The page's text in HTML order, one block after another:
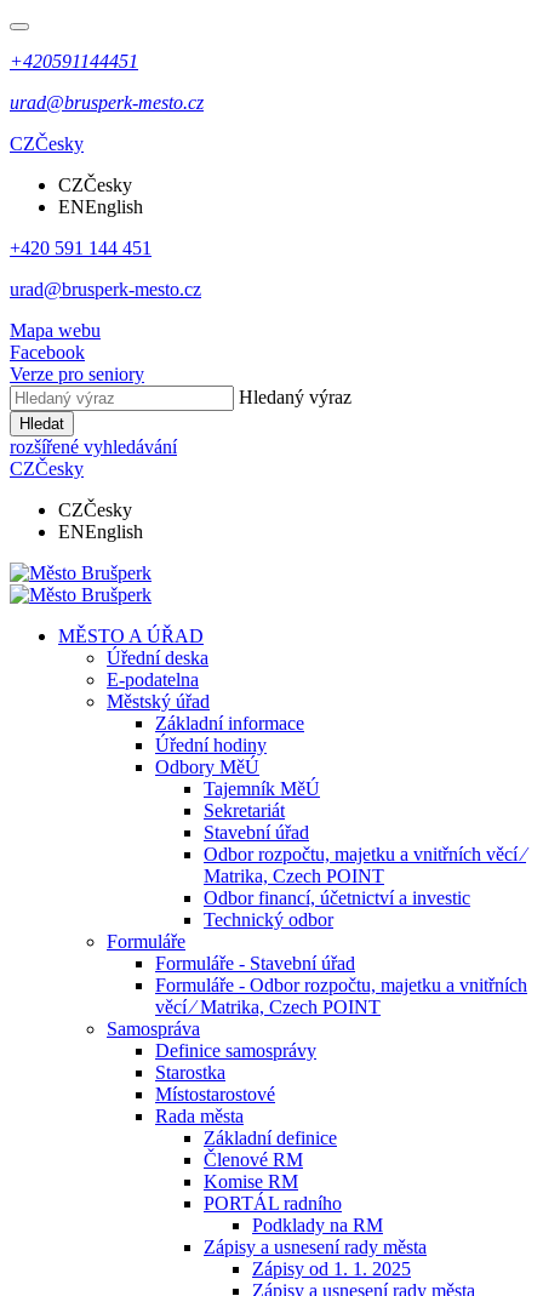
+420591144451
urad@brusperk-mesto.cz
CZČesky
CZČesky
ENEnglish
+420 591 144 451
urad@brusperk-mesto.cz
Mapa webu
Facebook
Verze pro seniory
Hledaný výraz
Hledat
rozšířené vyhledávání
CZČesky
CZČesky
ENEnglish
MĚSTO A ÚŘAD
Úřední deska
E-podatelna
Městský úřad
Základní informace
Úřední hodiny
Odbory MěÚ
Tajemník MěÚ
Sekretariát
Stavební úřad
Odbor rozpočtu, majetku a vnitřních věcí ⁄
Matrika, Czech POINT
Odbor financí, účetnictví a investic
Technický odbor
Formuláře
Formuláře - Stavební úřad
Formuláře - Odbor rozpočtu, majetku a vnitřních
věcí ⁄ Matrika, Czech POINT
Samospráva
Definice samosprávy
Starostka
Místostarostové
Rada města
Základní definice
Členové RM
Komise RM
PORTÁL radního
Podklady na RM
Zápisy a usnesení rady města
Zápisy od 1. 1. 2025
Zápisy a usnesení rady města